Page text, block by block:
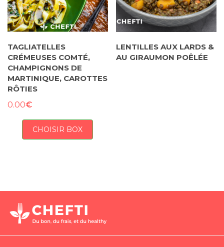
TAGLIATELLES
CRÉMEUSES COMTÉ,
CHAMPIGNONS DE
MARTINIQUE, CAROTTES
RÔTIES
0.00€
CHOISIR BOX
LENTILLES AUX LARDS &
AU GIRAUMON POÊLÉE